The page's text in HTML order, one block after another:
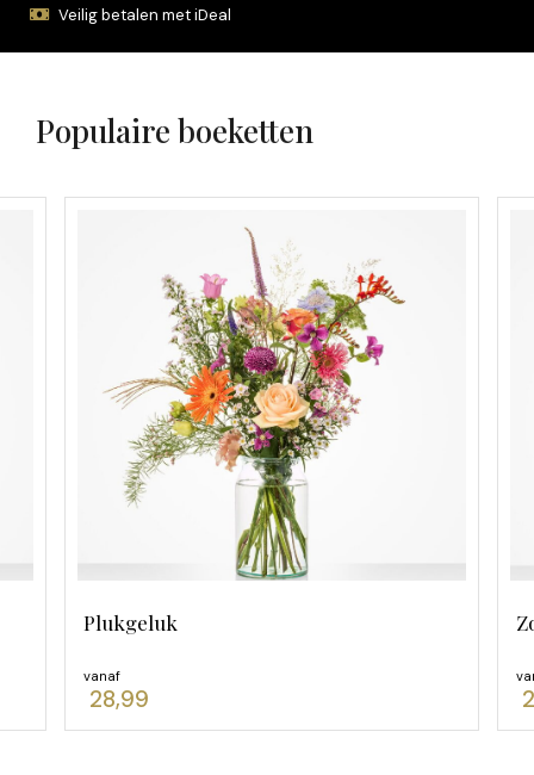
Veilig betalen met iDeal
Populaire boeketten
Plukgeluk
vanaf
28,99